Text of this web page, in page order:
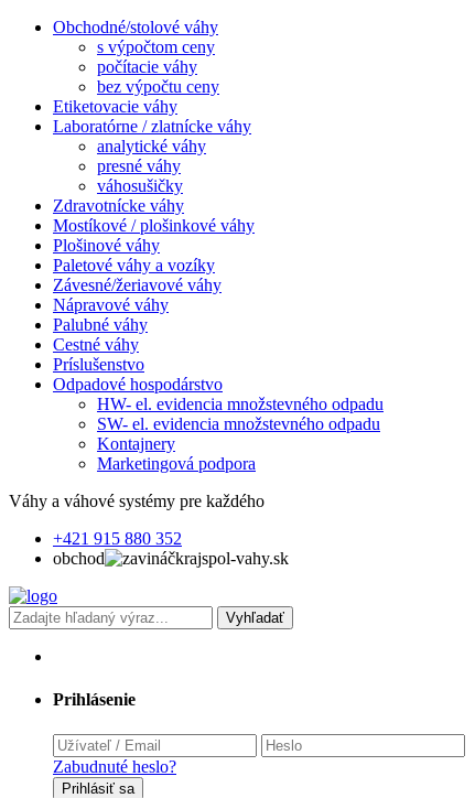
Obchodné/stolové váhy
s výpočtom ceny
počítacie váhy
bez výpočtu ceny
Etiketovacie váhy
Laboratórne / zlatnícke váhy
analytické váhy
presné váhy
váhosušičky
Zdravotnícke váhy
Mostíkové / plošinkové váhy
Plošinové váhy
Paletové váhy a vozíky
Závesné/žeriavové váhy
Nápravové váhy
Palubné váhy
Cestné váhy
Príslušenstvo
Odpadové hospodárstvo
HW- el. evidencia množstevného odpadu
SW- el. evidencia množstevného odpadu
Kontajnery
Marketingová podpora
Váhy a váhové systémy pre každého
+421 915 880 352
obchod
krajspol-vahy.sk
Vyhľadať
Prihlásenie
Zabudnuté heslo?
Prihlásiť sa